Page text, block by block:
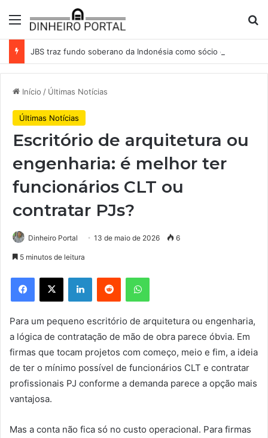
Menu
Início / Últimas Notícias
Últimas Notícias
Escritório de arquitetura ou
engenharia: é melhor ter
funcionários CLT ou
contratar PJs?
Dinheiro Portal 13 de maio de 2026 6
5 minutos de leitura
Facebook
X LinkedinReddit WhatsApp
Para um pequeno escritório de arquitetura ou engenharia,
a lógica de contratação de mão de obra parece óbvia. Em
firmas que tocam projetos com começo, meio e fim, a ideia
de ter o mínimo possível de funcionários CLT e contratar
profissionais PJ conforme a demanda parece a opção mais
vantajosa.
Mas a conta não fica só no custo operacional. Para firmas